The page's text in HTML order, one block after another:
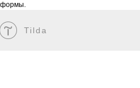
формы.
Tilda